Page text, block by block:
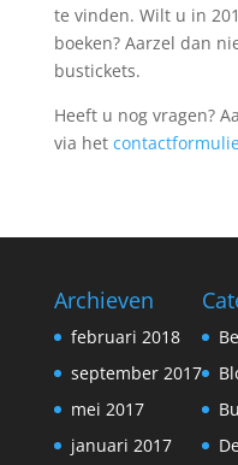
te vinden. Wilt u in
boeken? Aarzel dan
bustickets.
Heeft u nog vragen?
via het
Archieven
februari 2018
september 2017
mei 2017
januari 2017